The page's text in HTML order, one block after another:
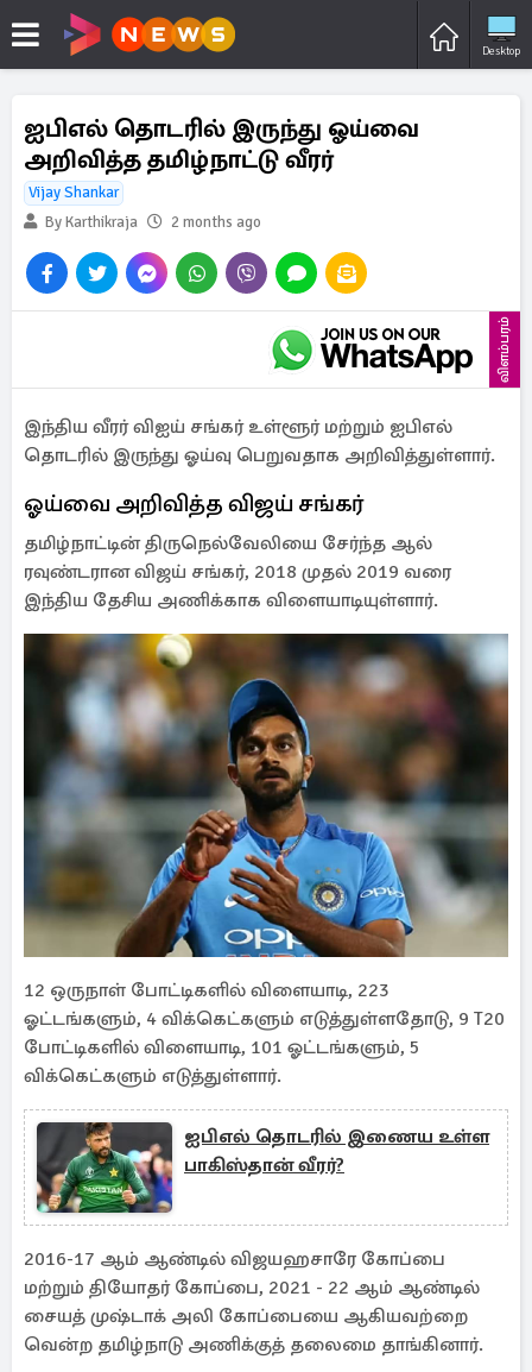
Desktop
ஐபிஎல் தொடரில் இருந்து ஓய்வை
அறிவித்த தமிழ்நாட்டு வீரர்
Vijay Shankar
By Karthikraja
2 months ago
விளம்பரம்
இந்திய வீரர் விஐய் சங்கர் உள்ளூர் மற்றும் ஐபிஎல்
தொடரில் இருந்து ஓய்வு பெறுவதாக அறிவித்துள்ளார்.
ஓய்வை அறிவித்த விஜய் சங்கர்
தமிழ்நாட்டின் திருநெல்வேலியை சேர்ந்த ஆல்
ரவுண்டரான விஜய் சங்கர், 2018 முதல் 2019 வரை
இந்திய தேசிய அணிக்காக விளையாடியுள்ளார்.
12 ஒருநாள் போட்டிகளில் விளையாடி, 223
ஓட்டங்களும், 4 விக்கெட்களும் எடுத்துள்ளதோடு, 9 T20
போட்டிகளில் விளையாடி, 101 ஓட்டங்களும், 5
விக்கெட்களும் எடுத்துள்ளார்.
ஐபிஎல் தொடரில் இணைய உள்ள
பாகிஸ்தான் வீரர்?
2016-17 ஆம் ஆண்டில் விஜயஹசாரே கோப்பை
மற்றும் தியோதர் கோப்பை, 2021 - 22 ஆம் ஆண்டில்
சையத் முஷ்டாக் அலி கோப்பையை ஆகியவற்றை
வென்ற தமிழ்நாடு அணிக்குத் தலைமை தாங்கினார்.